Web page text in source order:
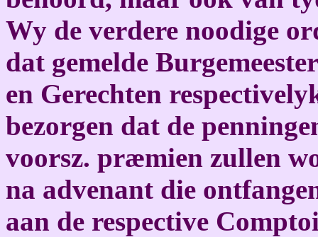
Wy de verdere noodige
dat gemelde
en Gerechten
bezorgen dat de
voorsz. præmien zullen
na advenant die
aan de respective